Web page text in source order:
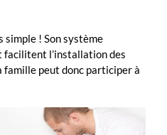
simple ! Son système
facilitent l’installation des
famille peut donc participer à